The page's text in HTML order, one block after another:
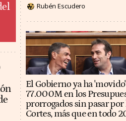
Rubén Escudero
El Gobierno ya ha 'movido'
77.000M en los
prorrogados sin pasar por
Cortes, más que en todo